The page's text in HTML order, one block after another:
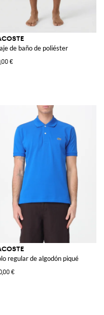
estampado
de baño de poliéster
€
regular de algodón piqué
€